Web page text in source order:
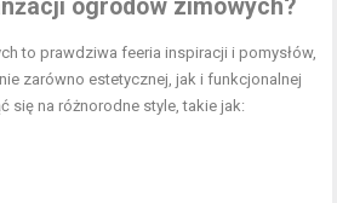
ogrodów zimowych?
to prawdziwa feeria inspiracji i pomysłów,
zarówno estetycznej, jak i funkcjonalnej
się na różnorodne style, takie jak: